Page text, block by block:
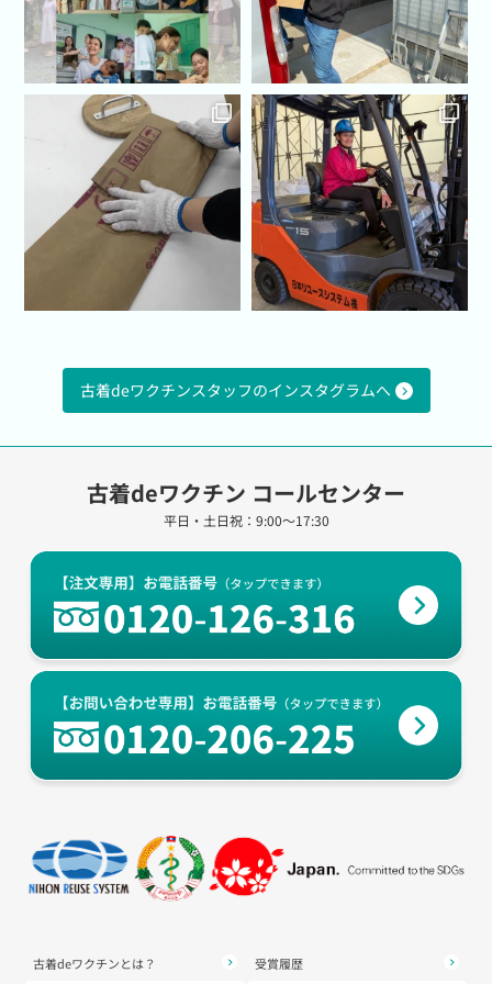
古着deワクチンスタッフのインスタグラムへ
古着deワクチン コールセンター
平日・土日祝：9:00～17:30
古着deワクチンとは？ 受賞履歴